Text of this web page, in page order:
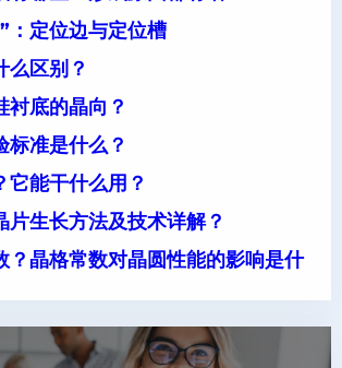
：定位边与定位槽
么区别？
衬底的晶向？
标准是什么？
它能干什么用？
片生长方法及技术详解？
？晶格常数对晶圆性能的影响是什